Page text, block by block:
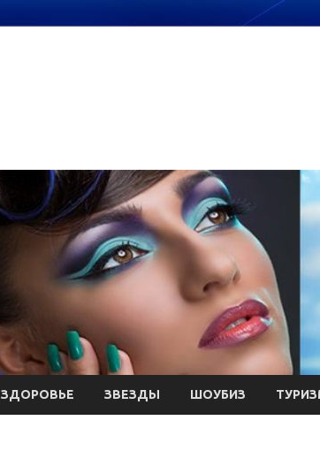
ЗДОРОВЬЕ ЗВЕЗДЫ ШОУБИЗ